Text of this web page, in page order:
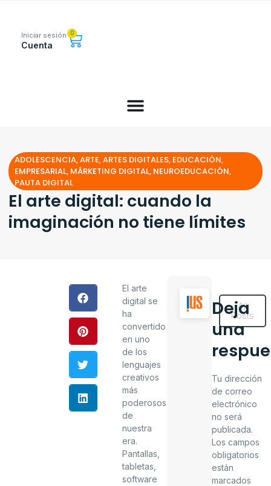
Iniciar sesión
Cuenta
0
ADOLESCENCIA,ARTE,ARTES DIGITALES, EDUCACIÓN,
EMPRESARIAL, MÁRKETING DIGITAL, NEUROEDUCACIÓN,
PAUTA DIGITAL
El arte digital: cuando la
imaginación no tiene límites
El arte
digital se
ha
convertido
en uno
de los
lenguajes
creativos
más
poderosos
de
nuestra
era.
Pantallas,
tabletas,
software
All
Posts
Deja
una
Tu dirección
de correo
electrónico
no será
publicada.
Los campos
obligatorios
están
marcados